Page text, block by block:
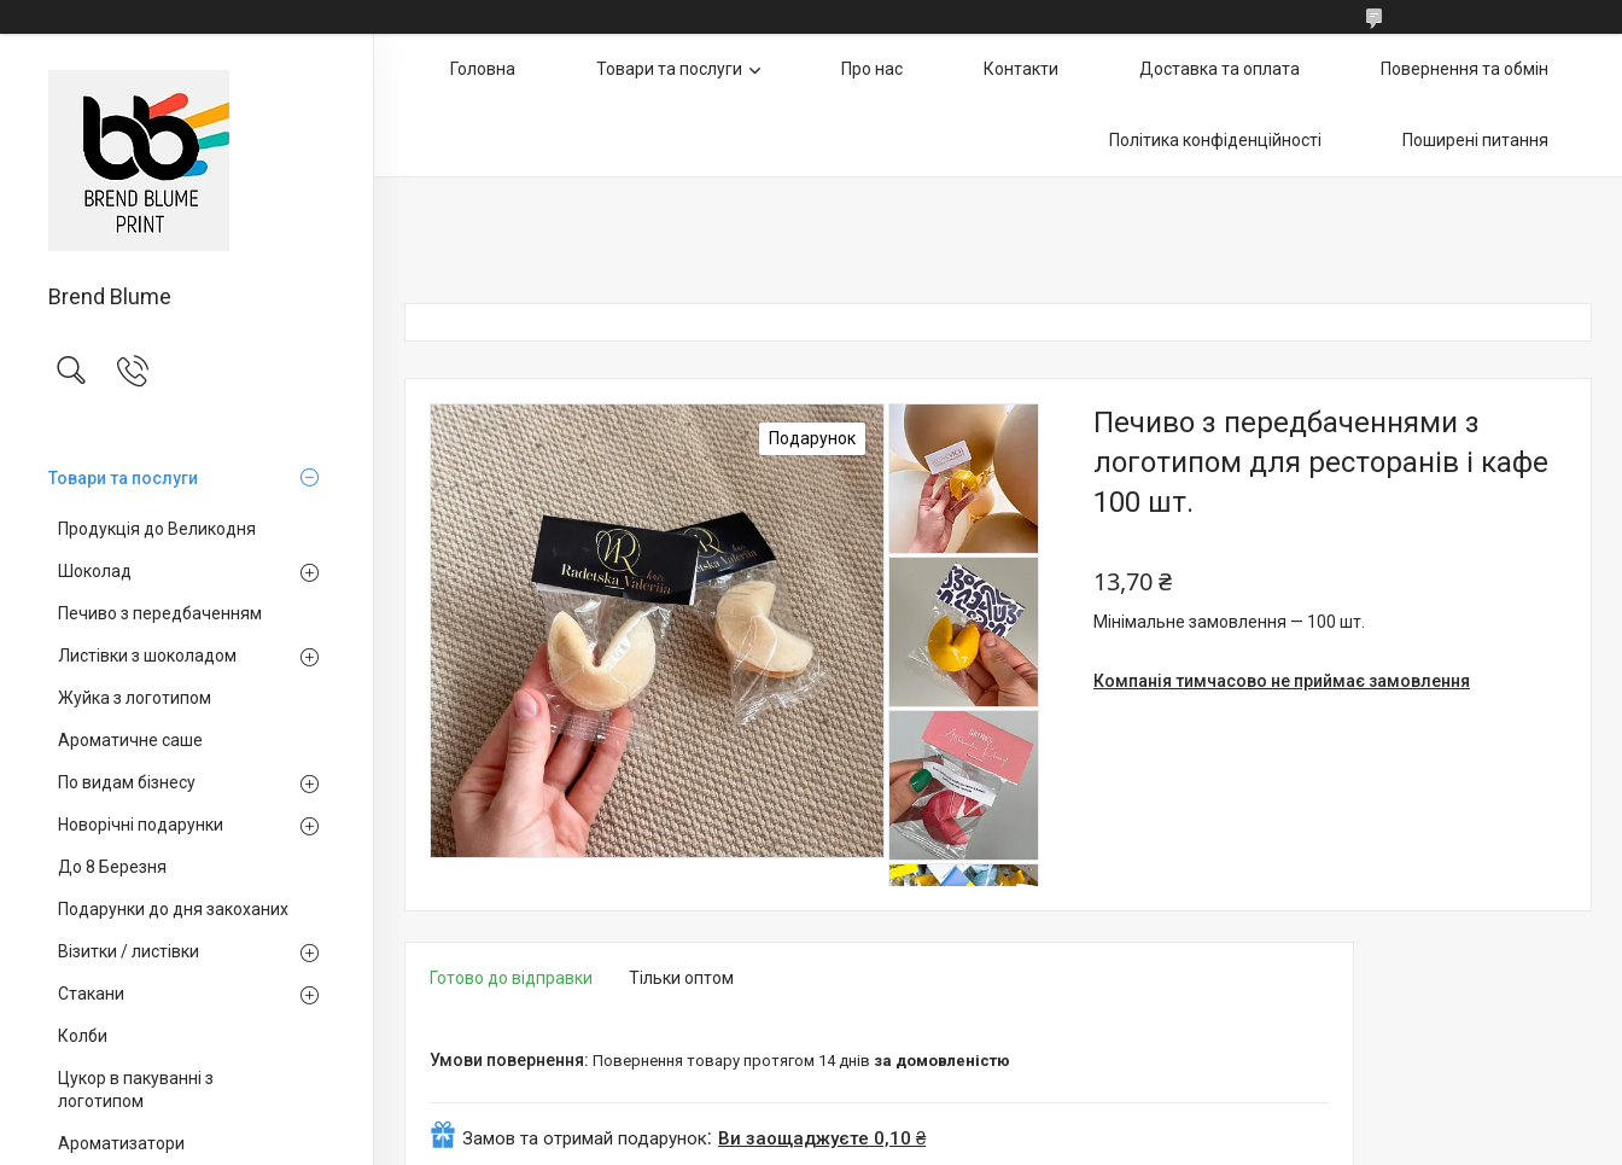
Brend Blume
Товари та послуги
Продукція до Великодня
Шоколад
Печиво з передбаченням
Листівки з шоколадом
Жуйка з логотипом
Ароматичне саше
По видам бізнесу
Новорічні подарунки
До 8 Березня
Подарунки до дня закоханих
Візитки / листівки
Стакани
Колби
Цукор в пакуванні з
логотипом
Ароматизатори
Головна Товари та послуги Про нас Контакти Доставка та оплата Повернення та обмін
Політика конфіденційності Поширені питання
Подарунок
Печиво з передбаченнями з
логотипом для ресторанів і кафе
100 шт.
13,70 ₴
Мінімальне замовлення — 100 шт.
Компанія тимчасово не приймає замовлення
Готово до відправки Тільки оптом
повернення товару протягом 14 днів за домовленістю
Замов та отримай подарунок Ви заощаджуєте 0,10 ₴